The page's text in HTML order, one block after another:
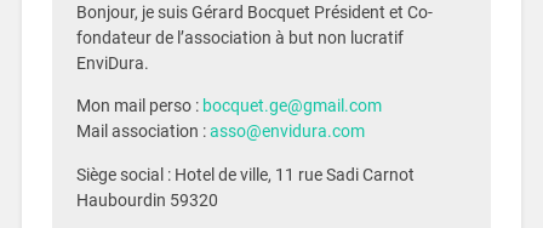
Bonjour, je suis Gérard Bocquet Président et Co-
fondateur de l’association à but non lucratif
EnviDura.
Mon mail perso : bocquet.ge@gmail.com
Mail association :asso@envidura.com
Siège social : Hotel de ville, 11 rue Sadi Carnot
Haubourdin 59320